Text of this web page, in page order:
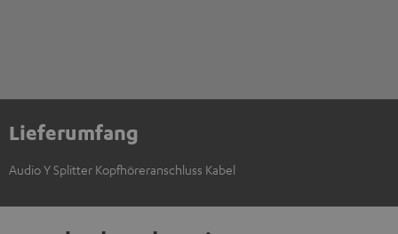
Lieferumfang
Audio Y Splitter Kopfhöreranschluss Kabel